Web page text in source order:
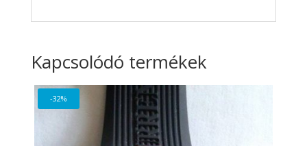
Kapcsolódó termékek
-32%